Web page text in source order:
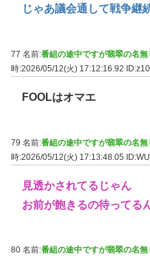
じゃあ議会通して戦争継
77 名前:番組の途中ですが翡翠の名
時:2026/05/12(火) 17:12:16.92
FOOLはオマエ
79 名前:番組の途中ですが翡翠の名
時:2026/05/12(火) 17:13:48.05
見透かされてるじゃん
お前が飽きるの待ってる
80 名前:番組の途中ですが翡翠の名